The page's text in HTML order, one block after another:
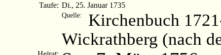
Taufe: Di., 25. Januar 1735
Quelle:
Kirchenbuch
Wickrathberg (nach